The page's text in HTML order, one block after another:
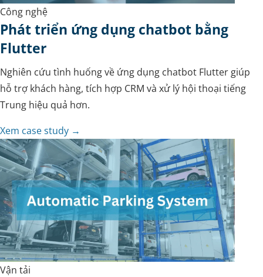
Công nghệ
Phát triển ứng dụng chatbot bằng
Flutter
Nghiên cứu tình huống về ứng dụng chatbot Flutter giúp
hỗ trợ khách hàng, tích hợp CRM và xử lý hội thoại tiếng
Trung hiệu quả hơn.
Xem case study →
Vận tải